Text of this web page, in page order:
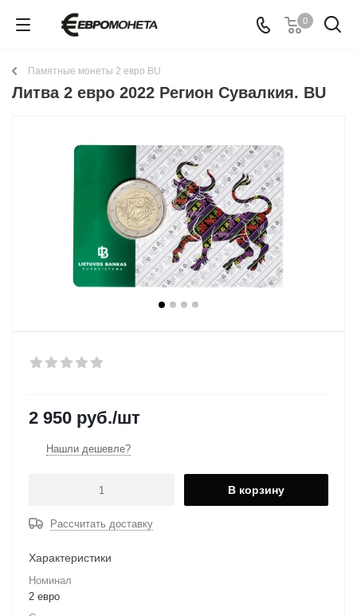
0
Памятные монеты 2 евро BU
Литва 2 евро 2022 Регион Сувалкия. BU
2 950 руб./шт
Нашли дешевле?
В корзину
Рассчитать доставку
Характеристики
Номинал
2 евро